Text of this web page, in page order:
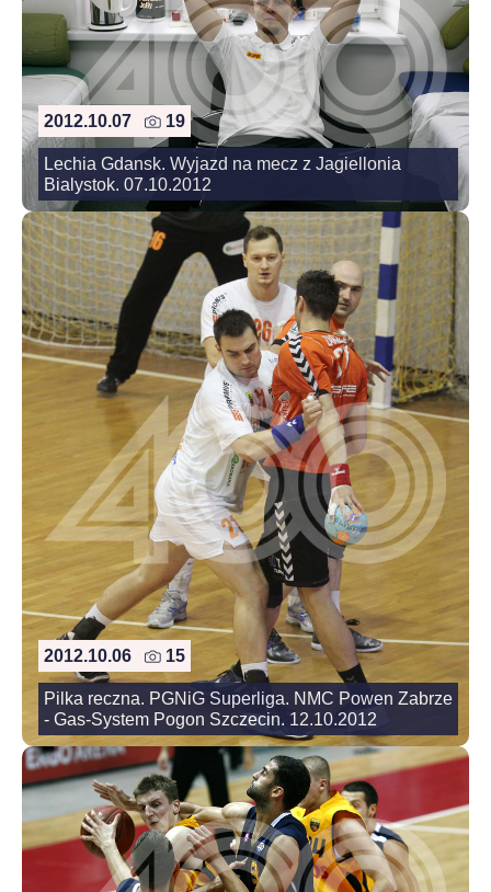
2012.10.07 19
Lechia Gdansk. Wyjazd na mecz z Jagiellonia
Bialystok. 07.10.2012
2012.10.06 15
Pilka reczna. PGNiG Superliga. NMC Powen Zabrze
- Gas-System Pogon Szczecin. 12.10.2012